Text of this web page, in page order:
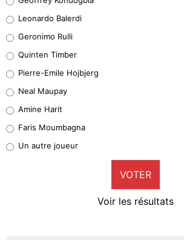
38%
32%
5%
1%
9%
Leonardo Balerdi
Geronimo Rulli
Quinten Timber
Pierre-Emile Hojbjerg
Neal Maupay
Amine Harit
Faris Moumbagna
Un autre joueur
VOTER
Voir les résultats